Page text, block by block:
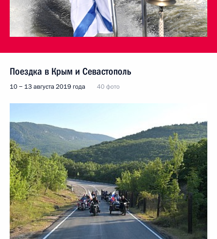
Поездка в Крым и Севастополь
10 − 13 августа 2019 года 40 фото